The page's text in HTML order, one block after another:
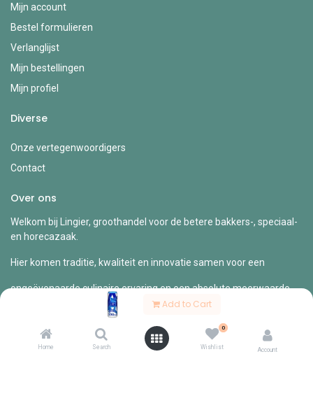
Add to Cart
Home Search
0
Wishlist Account
Mijn account
Bestel formulieren
Verlanglijst
Mijn bestellingen
Mijn profiel
Diverse
Onze vertegenwoordigers
Contact
Over ons
Welkom bij Lingier, groothandel voor de betere bakkers-, speciaal-
en horecazaak.
Hier komen traditie, kwaliteit en innovatie samen voor een
ongeëvenaarde culinaire ervaring en een absolute meerwaarde
jouw zaak.